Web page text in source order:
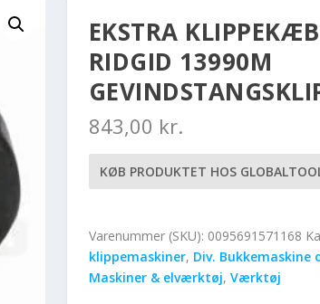
EKSTRA
RIDGID 13990M
843,00 kr.
KØB PRODUKTET HOS
Varenummer (SKU): 0095691571168
klippemaskiner, Div. Bukkemaskine
Maskiner & elværktøj, Værktøj